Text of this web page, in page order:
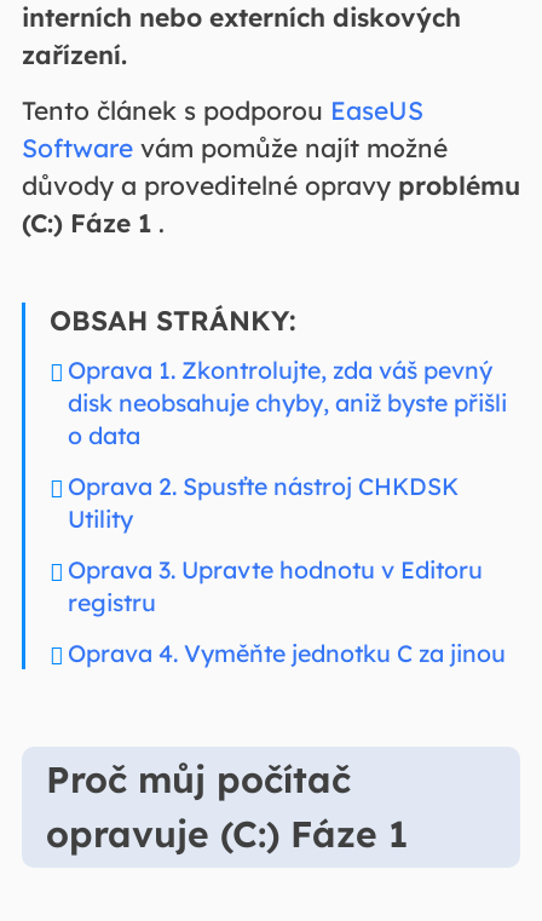
interních nebo externích diskových
zařízení.
Tento článek s podporou EaseUS
Softwarevám pomůže najít možné
důvody a proveditelné opravy problému
(C:) Fáze 1.
OBSAH STRÁNKY:
Oprava 1. Zkontrolujte, zda váš pevný
disk neobsahuje chyby, aniž byste přišli
o data
Oprava 2. Spusťte nástroj CHKDSK
Utility
Oprava 3. Upravte hodnotu v Editoru
registru
Oprava 4. Vyměňte jednotku C za jinou
Proč můj počítač
opravuje (C:) Fáze 1